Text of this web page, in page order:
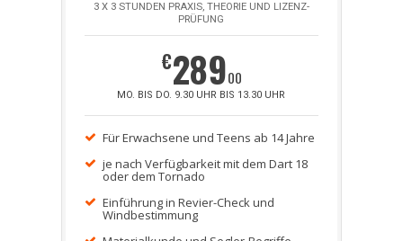
3 X 3 STUNDEN PRAXIS, THEORIE UND LIZENZ-
PRÜFUNG
€28900
MO. BIS DO. 9.30 UHR BIS 13.30 UHR
Für Erwachsene und Teens ab 14 Jahre
je nach Verfügbarkeit mit dem Dart 18
oder dem Tornado
Einführung in Revier-Check und
Windbestimmung